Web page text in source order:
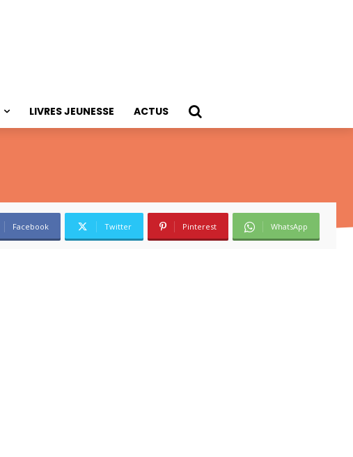
LIVRES JEUNESSE ACTUS
Facebook Twitter Pinterest WhatsApp